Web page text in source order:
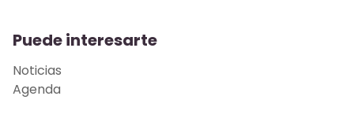
Puede interesarte
Noticias
Agenda